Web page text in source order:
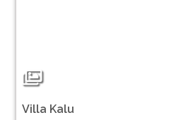
Villa Kalu